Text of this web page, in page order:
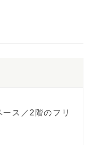
ス／2階のフリ